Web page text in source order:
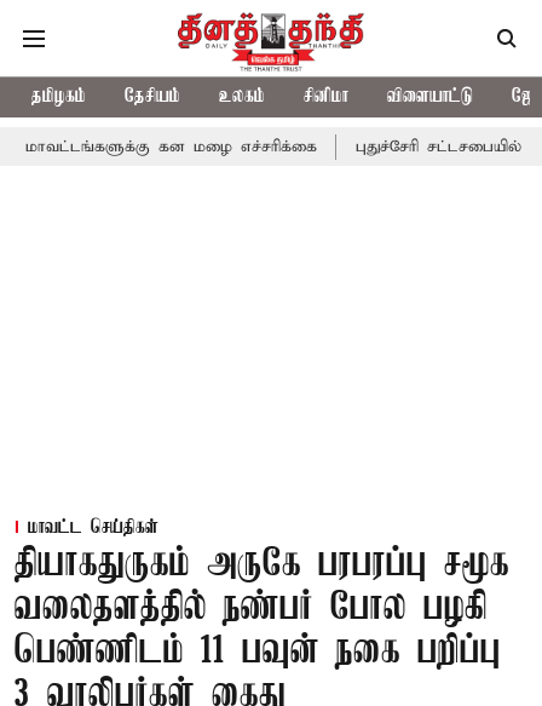
தமிழகம் தேசியம் உலகம் சினிமா விளையாட்டு
கன மழை எச்சரிக்கை புதுச்சேரி சட்டசபையில் வரும்
மாவட்ட செய்திகள்
தியாகதுருகம் அருகே பரபரப்பு சமூக
வலைதளத்தில் நண்பர் போல பழகி
பெண்ணிடம் 11 பவுன் நகை பறிப்பு
3 வாலிபர்கள் கைது